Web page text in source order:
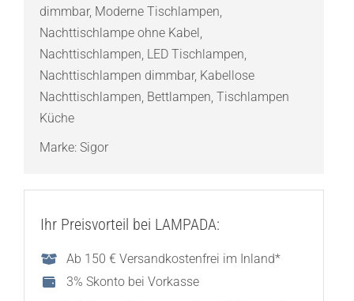
dimmbar, Moderne Tischlampen,
Nachttischlampe ohne Kabel ,
Nachttischlampen, LED Tischlampen,
Nachttischlampen dimmbar, Kabellose
Nachttischlampen, Bettlampen, Tischlampen
Küche
Marke: Sigor
Ihr Preisvorteil bei LAMPADA:
Ab 150 € Versandkostenfrei im Inland*
3% Skonto bei Vorkasse